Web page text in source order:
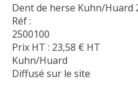
Dent de herse Kuhn/Huard
Réf :
2500100
Prix HT : 23,58 € HT
Kuhn/Huard
Diffusé sur le site